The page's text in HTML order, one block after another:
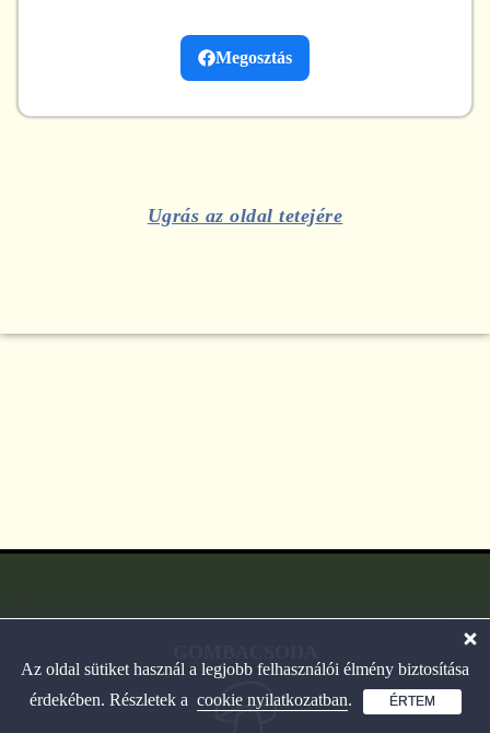
Megosztás
Ugrás az oldal tetejére
Az oldal sütiket használ a legjobb felhasználói élmény biztosítása
érdekében. Részletek a cookie nyilatkozatban. ÉRTEM